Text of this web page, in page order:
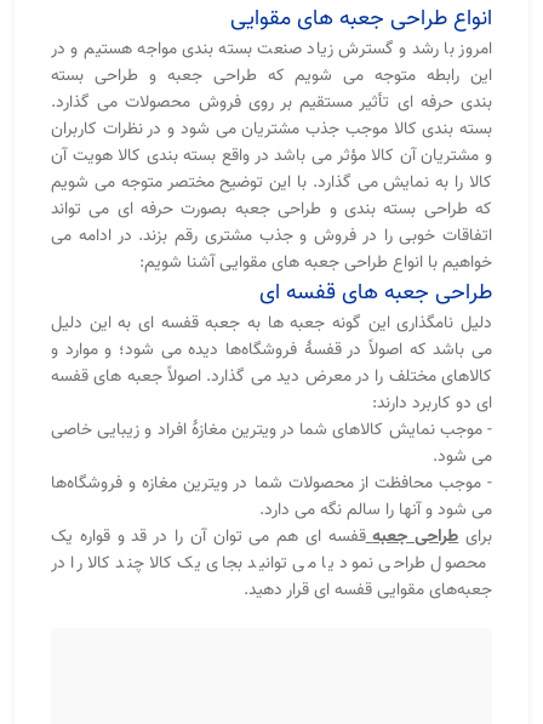
انواع طراحی جعبه های مقوایی
امروز با رشد و گسترش زیاد صنعت بسته بندی مواجه هستیم و در
این رابطه متوجه می شویم که طراحی جعبه و طراحی بسته
بندی حرفه ای تأثیر مستقیم بر روی فروش محصولات می گذارد.
بسته بندی کالا موجب جذب مشتریان می شود و در نظرات کاربران
و مشتریان آن کالا مؤثر می باشد در واقع بسته بندی کالا هویت آن
کالا را به نمایش می گذارد. با این توضیح مختصر متوجه می شویم
که طراحی بسته بندی و طراحی جعبه بصورت حرفه ای می تواند
اتفاقات خوبی را در فروش و جذب مشتری رقم بزند. در ادامه می
خواهیم با انواع طراحی جعبه های مقوایی آشنا شویم:
طراحی جعبه های قفسه ای
دلیل نامگذاری این گونه جعبه ها به جعبه قفسه ای به این دلیل
می باشد که اصولاً در قفسۀ فروشگاه‌ها دیده می شود؛ و موارد و
کالاهای مختلف را در معرض دید می گذارد. اصولاً جعبه های قفسه
ای دو کاربرد دارند:
- موجب نمایش کالاهای شما در ویترین مغازۀ افراد و زیبایی خاصی
می شود.
- موجب محافظت از محصولات شما در ویترین مغازه و فروشگاه‌ها
می شود و آنها را سالم نگه می دارد.
برایطراحی جعبه قفسه ای هم می توان آن را در قد و قواره یک
محصول طراحی نمود یا می توانید بجای یک کالا چند کالا را در
جعبه‌های مقوایی قفسه ای قرار دهید.